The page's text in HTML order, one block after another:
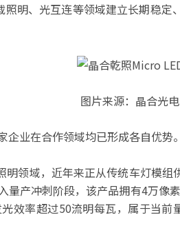
明、光互连等领域建立长期稳
图片来源：晶合光电
业在合作领域均已形成各自优势。
明领域，近年来正从传统车灯模
产冲刺阶段，该产品拥有4万像
效率超过50流明每瓦，属于当